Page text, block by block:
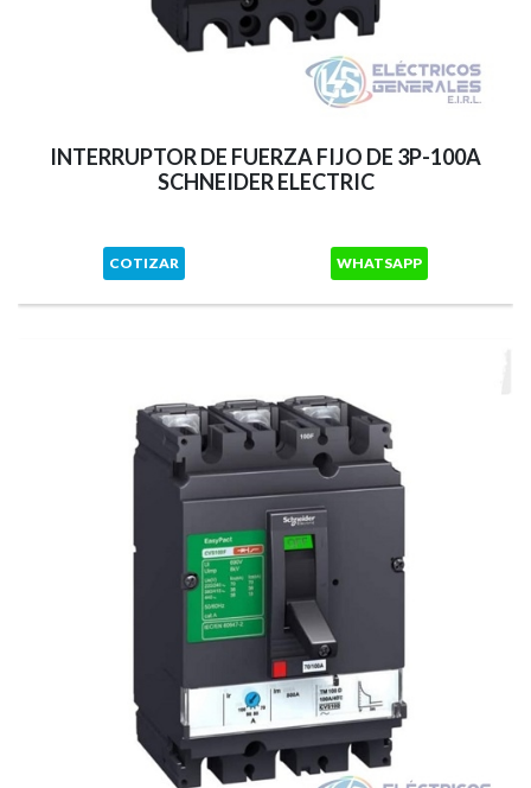
INTERRUPTOR DE FUERZA FIJO DE 3P-100A
SCHNEIDER ELECTRIC
COTIZAR WHATSAPP